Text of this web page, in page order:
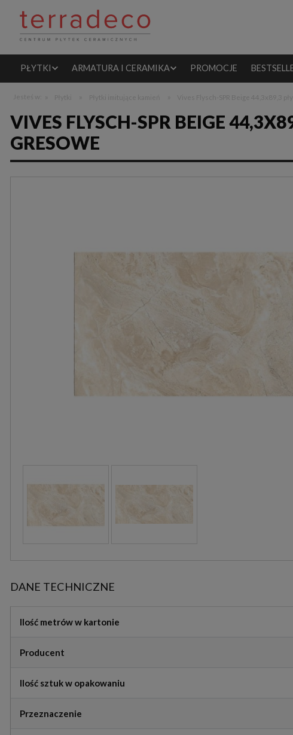
PŁYTKI ARMATURA I CERAMIKA PROMOCJE
VIVES FLYSCH-SPR BEIGE
GRESOWE
DANE TECHNICZNE
Ilość metrów w kartonie
Producent
Ilość sztuk w opakowaniu
Przeznaczenie